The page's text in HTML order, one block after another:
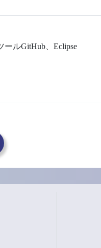
ールGitHub、Eclipse